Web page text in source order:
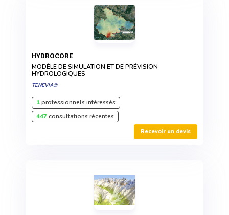
HYDROCORE
MODÈLE DE SIMULATION ET DE PRÉVISION
HYDROLOGIQUES
TENEVIA®
1professionnels intéressés
447consultations récentes
Recevoir un devis